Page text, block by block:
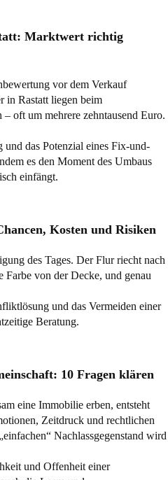
Marktwert richtig
vor dem Verkauf
in Rastatt liegen beim
oft um mehrere zehntausend Euro.
Kosten und Risiken
des Tages. Der Flur riecht nach
von der Decke, und genau
10 Fragen klären
eine Immobilie erben, entsteht
Zeitdruck und rechtlichen
Nachlassgegenstand wird